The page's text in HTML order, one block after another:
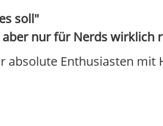
soll"
nur für Nerds wirklich
absolute Enthusiasten mit